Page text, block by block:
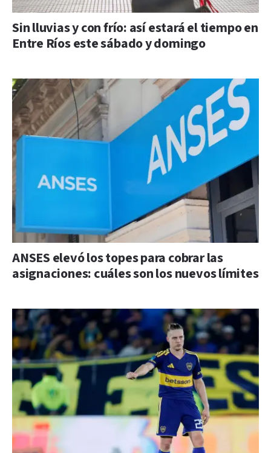
Sin lluvias y con frío: así estará el tiempo en
Entre Ríos este sábado y domingo
ANSES elevó los topes para cobrar las
asignaciones: cuáles son los nuevos límites